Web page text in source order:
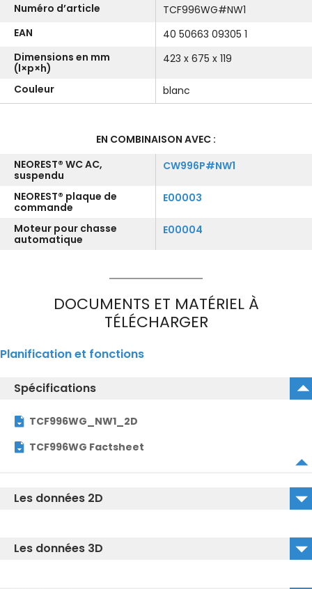
Numéro d’article
TCF996WG#NW1
EAN
40 50663 09305 1
Dimensions en mm
(l×p×h)
423 x 675 x 119
Couleur blanc
EN COMBINAISON AVEC :
NEOREST® WC AC,
suspendu
CW996P#NW1
NEOREST® plaque de
commande
E00003
Moteur pour chasse
automatique
E00004
DOCUMENTS ET MATÉRIEL À
TÉLÉCHARGER
Planification et fonctions
Spécifications
TCF996WG_NW1_2D
TCF996WG Factsheet
Les données 2D
Les données 3D